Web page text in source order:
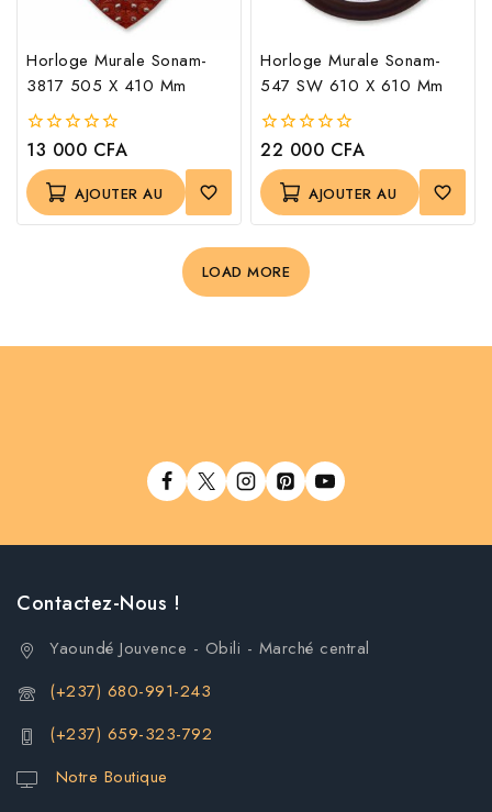
Horloge Murale Sonam-
3817 505 X 410 Mm
0
out
of
5
13 000 CFA
AJOUTER AU
PANIER
Horloge Murale Sonam-
547 SW 610 X 610 Mm
0
out
of
5
22 000 CFA
AJOUTER AU
PANIER
LOAD MORE
Contactez-Nous !
Yaoundé Jouvence - Obili - Marché central
(+237) 680-991-243
(+237) 659-323-792
Notre Boutique